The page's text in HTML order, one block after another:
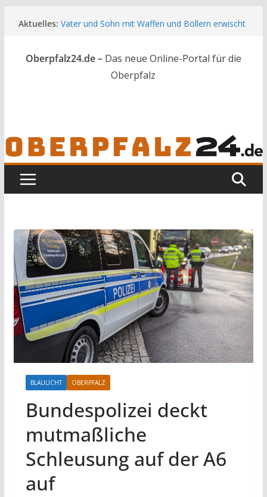
Inhalt
Aktuelles: Vater und Sohn mit Waffen und Böllern erwischt
Audi prallt gegen Brückengeländer in Weiden
Ortsumgehung Waldershof ist eröffnet
Deutsch-amerikanischer Schüleraustausch zu
Oberpfalz24.de – Das neue Online-Portal für die
Oberpfalz
BLAULICHT OBERPFALZ
Bundespolizei deckt
mutmaßliche
Schleusung auf der A6
auf